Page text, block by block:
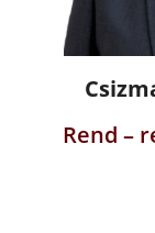
Rend –